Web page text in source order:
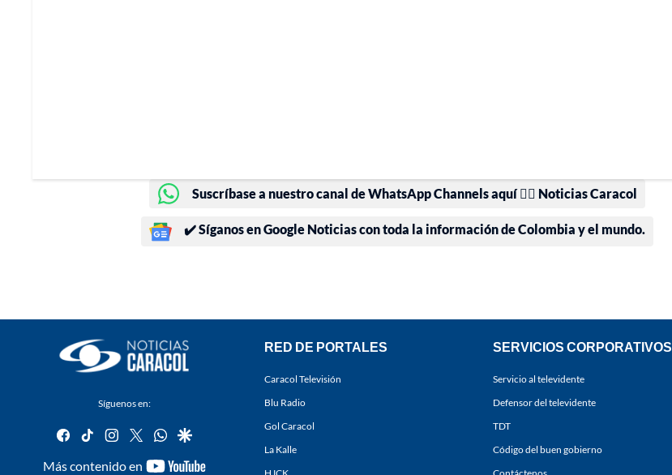
Suscríbase a nuestro canal de WhatsApp Channels aquí 👉🏻 Noticias Caracol
✔️ Síganos en Google Noticias con toda la información de Colombia y el mundo.
Síguenos en:
facebook
tiktok instagram
twitterwhatsapp
google
Más contenido en
youtube-
RED DE PORTALES
Caracol Televisión
Blu Radio
Gol Caracol
La Kalle
SERVICIOS CORPORATIVOS
Servicio al televidente
Defensor del televidente
TDT
Código del buen gobierno